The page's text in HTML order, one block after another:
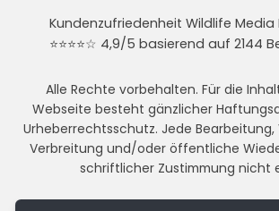
Kundenzufriedenheit Wildlife
⭐⭐⭐⭐☆ 4,9/5 basierend auf 2144
Alle Rechte vorbehalten. Für die
Webseite besteht gänzlicher
Urheberrechtsschutz. Jede
Verbreitung und/oder öffentliche
schriftlicher Zustimmung nicht